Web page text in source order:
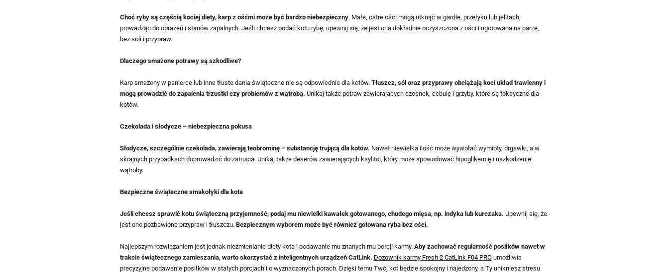
Choć ryby są częścią kociej diety, karp z ośćmi może być bardzo niebezpieczny. Małe, ostre ości mogą utknąć w gardle, przełyku lub jelitach,
prowadząc do obrażeń i stanów zapalnych. Jeśli chcesz podać kotu rybę, upewnij się, że jest ona dokładnie oczyszczona z ości i ugotowana na parze,
bez soli i przypraw.
Dlaczego smażone potrawy są szkodliwe?
Karp smażony w panierce lub inne tłuste dania świąteczne nie są odpowiednie dla kotów. Tłuszcz, sól oraz przyprawy obciążają koci układ trawienny i
mogą prowadzić do zapalenia trzustki czy problemów z wątrobą. Unikaj także potraw zawierających czosnek, cebulę i grzyby, które są toksyczne dla
kotów.
Czekolada i słodycze – niebezpieczna pokusa
Słodycze, szczególnie czekolada, zawierają teobrominę – substancję trującą dla kotów. Nawet niewielka ilość może wywołać wymioty, drgawki, a w
skrajnych przypadkach doprowadzić do zatrucia. Unikaj także deserów zawierających ksylitol, który może spowodować hipoglikemię i uszkodzenie
wątroby.
Bezpieczne świąteczne smakołyki dla kota
Jeśli chcesz sprawić kotu świąteczną przyjemność, podaj mu niewielki kawałek gotowanego, chudego mięsa, np. indyka lub kurczaka. Upewnij się, że
jest ono pozbawione przypraw i tłuszczu. Bezpiecznym wyborem może być również gotowana ryba bez ości.
Najlepszym rozwiązaniem jest jednak niezmienianie diety kota i podawanie mu znanych mu porcji karmy.Aby zachować regularność posiłków nawet w
trakcie świątecznego zamieszania, warto skorzystać z inteligentnych urządzeń CatLink. Dozownik karmy Fresh 2 CatLink F04 PROumożliwia
precyzyjne podawanie posiłków w stałych porcjach i o wyznaczonych porach. Dzięki temu Twój kot będzie spokojny i najedzony, a Ty unikniesz stresu